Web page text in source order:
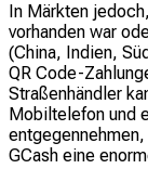
In Märkten
vorhanden war
(China, Indien,
QR Code-
Straßenhändler
Mobiltelefon und
entgegennehmen,
GCash eine